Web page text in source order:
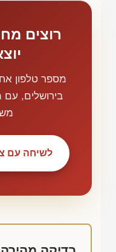
רוצים
מספר טלפון
בירושלים,
לשיחה עם